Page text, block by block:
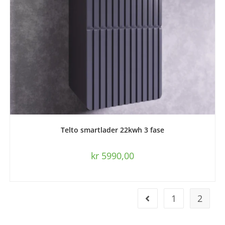
Telto smartlader 22kwh 3 fase
kr 5990,00
1 2